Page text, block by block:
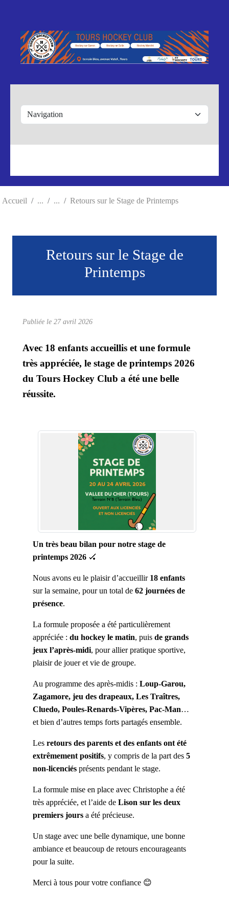
Accueil Retours sur le Stage de Printemps
Retours sur le Stage de
Printemps
Publiée le 27 avril 2026
Avec 18 enfants accueillis et une formule
très appréciée, le stage de printemps 2026
du Tours Hockey Club a été une belle
réussite.
Un très beau bilan pour notre stage de
printemps 2026 🏑
Nous avons eu le plaisir d’accueillir 18 enfants
sur la semaine, pour un total de 62 journées de
présence.
La formule proposée a été particulièrement
appréciée : du hockey le matin, puis de grands
jeux l’après-midi, pour allier pratique sportive,
plaisir de jouer et vie de groupe.
Au programme des après-midis : Loup-Garou,
Zagamore, jeu des drapeaux, Les Traîtres,
Cluedo, Poules-Renards-Vipères, Pac-Man…
et bien d’autres temps forts partagés ensemble.
Les retours des parents et des enfants ont été
extrêmement positifs, y compris de la part des 5
non-licenciés présents pendant le stage.
La formule mise en place avec Christophe a été
très appréciée, et l’aide de Lison sur les deux
premiers jours a été précieuse.
Un stage avec une belle dynamique, une bonne
ambiance et beaucoup de retours encourageants
pour la suite.
Merci à tous pour votre confiance 😊